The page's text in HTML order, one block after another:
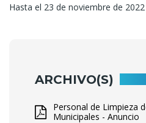
Hasta el 23 de noviembre de 2022
ARCHIVO(S)
Personal de Limpieza
Municipales - Anuncio